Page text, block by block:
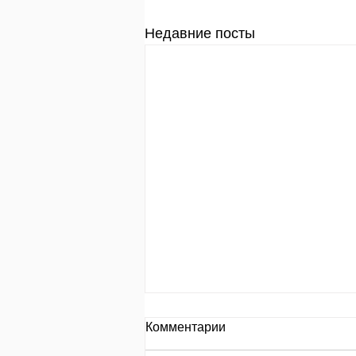
Недавние посты
День за днем.
День 653 Пр.24:8: «Кто
Комментарии